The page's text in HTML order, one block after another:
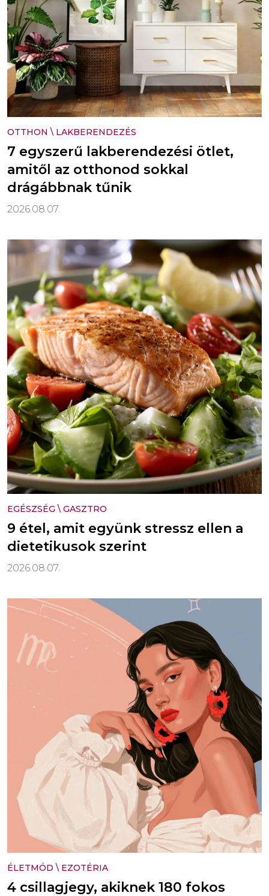
OTTHON \ LAKBERENDEZÉS
7 egyszerű lakberendezési ötlet,
amitől az otthonod sokkal
drágábbnak tűnik
2026.08.07.
EGÉSZSÉG \ GASZTRO
9 étel, amit együnk stressz ellen a
dietetikusok szerint
2026.08.07.
ÉLETMÓD \ EZOTÉRIA
4 csillagjegy, akiknek 180 fokos